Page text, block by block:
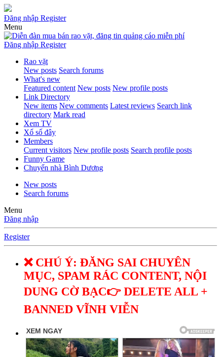
Đăng nhập Register
Menu
Đăng nhập Register
Rao vặt
New posts Search forums
What's new
Featured content New posts New profile posts
Link Directory
New items New comments Latest reviews Search link
directory Mark read
Xem TV
Xổ số đây
Members
Current visitors New profile posts Search profile posts
Funny Game
Chuyển nhà Bình Dương
New posts
Search forums
Menu
Đăng nhập
Register
❌ CHÚ Ý: ĐĂNG SAI CHUYÊN
MỤC, SPAM RÁC CONTENT, NỘI
DUNG CỜ BẠC👉 DELETE ALL +
BANNED VĨNH VIỄN